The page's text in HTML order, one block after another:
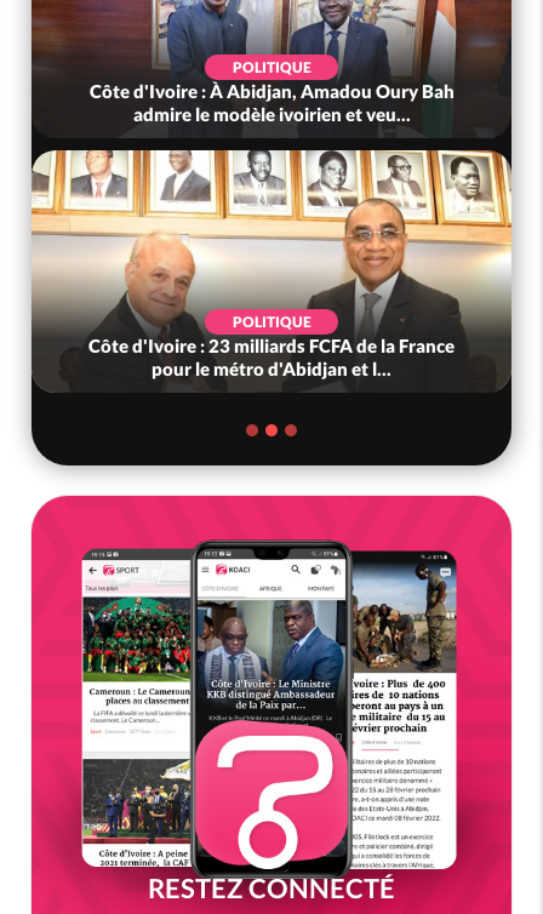
POLITIQUE
Côte d'Ivoire : À Abidjan, Amadou Oury Bah
admire le modèle ivoirien et veu...
POLITIQUE
Côte d'Ivoire : 23 milliards FCFA de la France
pour le métro d'Abidjan et l...
RESTEZ CONNECTÉ